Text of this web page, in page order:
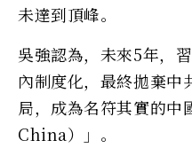
未達到頂峰。
吳強認為，未來5年，
內制度化，最終拋棄
局，成為名符其實的
China）」。